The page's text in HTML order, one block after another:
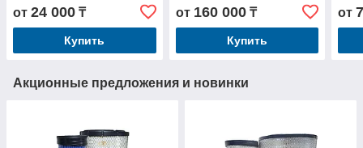
от 24 000 ₸
Купить
от 160 000₸
Купить
от
Акционные предложения и новинки